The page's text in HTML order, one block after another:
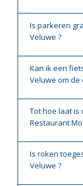
Is parkeren
Veluwe ?
Kan ik een
Veluwe om de
Tot hoe laat is
Restaurant
Is roken
Veluwe ?